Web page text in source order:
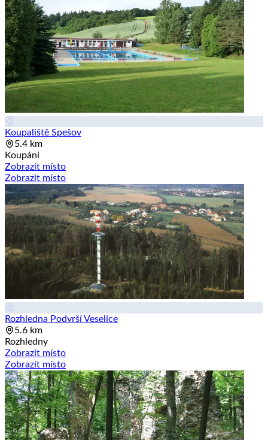
Koupaliště Spešov
5.4 km
Koupání
Zobrazit místo
Zobrazit místo
Rozhledna Podvrší Veselice
5.6 km
Rozhledny
Zobrazit místo
Zobrazit místo